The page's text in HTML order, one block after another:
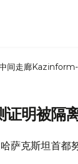
间走廊
证明被隔
萨克斯坦首都